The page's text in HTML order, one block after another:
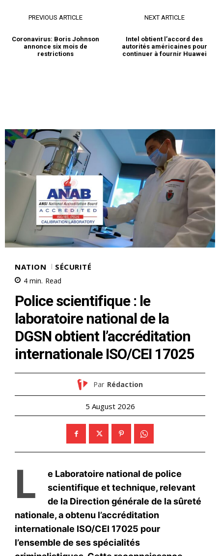
PREVIOUS ARTICLE
Coronavirus: Boris Johnson
annonce six mois de
restrictions
NEXT ARTICLE
Intel obtient l’accord des
autorités américaines pour
continuer à fournir Huawei